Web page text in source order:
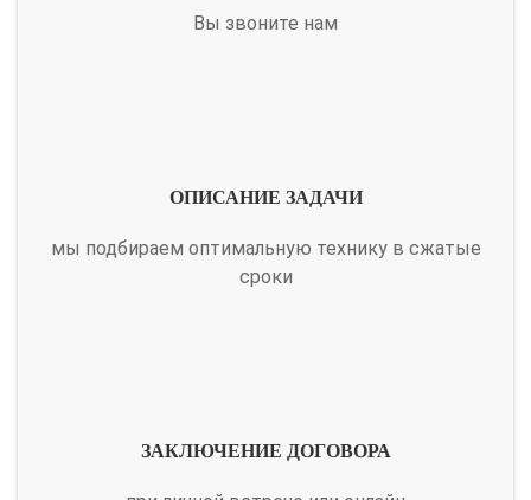
Вы звоните нам
ОПИСАНИЕ ЗАДАЧИ
мы подбираем оптимальную технику в сжатые
сроки
ЗАКЛЮЧЕНИЕ ДОГОВОРА